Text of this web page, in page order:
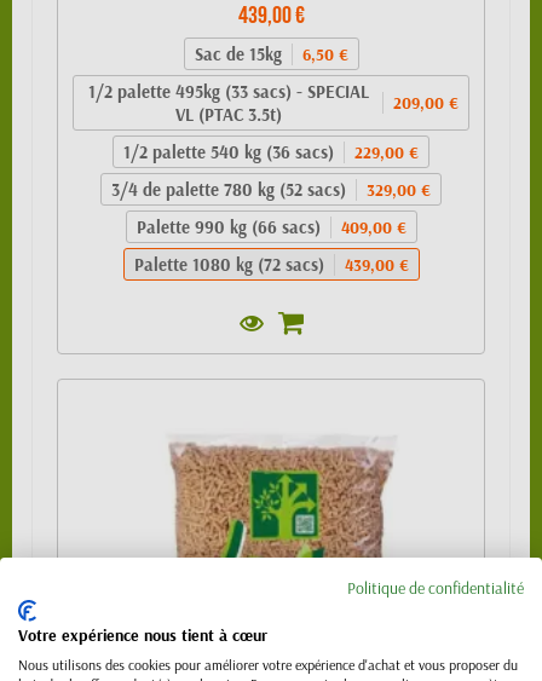
439,00 €
Sac de 15kg 6,50 €
1/2 palette 495kg (33 sacs) - SPECIAL
VL (PTAC 3.5t)
209,00 €
1/2 palette 540 kg (36 sacs) 229,00 €
3/4 de palette 780 kg (52 sacs) 329,00 €
Palette 990 kg (66 sacs) 409,00 €
Palette 1080 kg (72 sacs) 439,00 €
Politique de confidentialité
Votre expérience nous tient à cœur
Nous utilisons des cookies pour améliorer votre expérience d'achat et vous proposer du